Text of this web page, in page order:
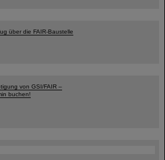
über die FAIR-Baustelle
von GSI/FAIR –
buchen!